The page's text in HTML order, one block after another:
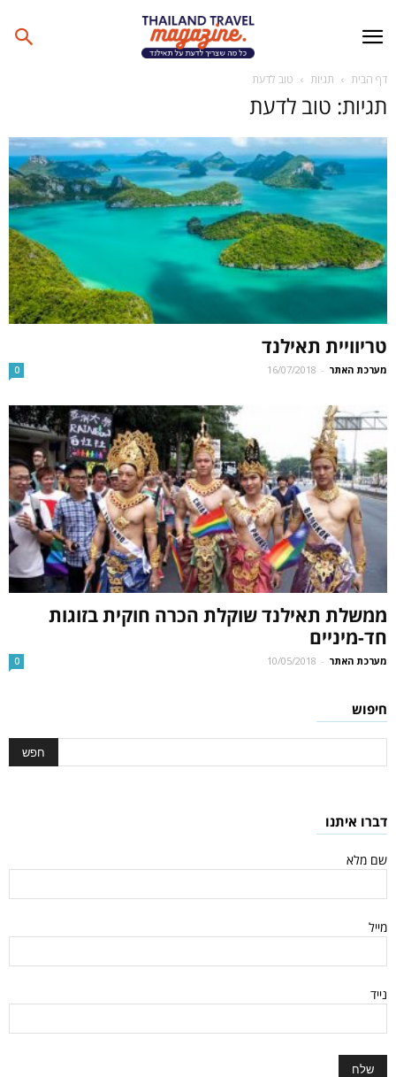
דף הבית תגיות טוב לדעת
תגיות: טוב לדעת
טריוויית תאילנד
מערכת האתר -
16/07/2018
0
ממשלת תאילנד שוקלת הכרה חוקית בזוגות
חד-מיניים
מערכת האתר -
10/05/2018
0
חיפוש
דברו איתנו
שם מלא
מייל
נייד